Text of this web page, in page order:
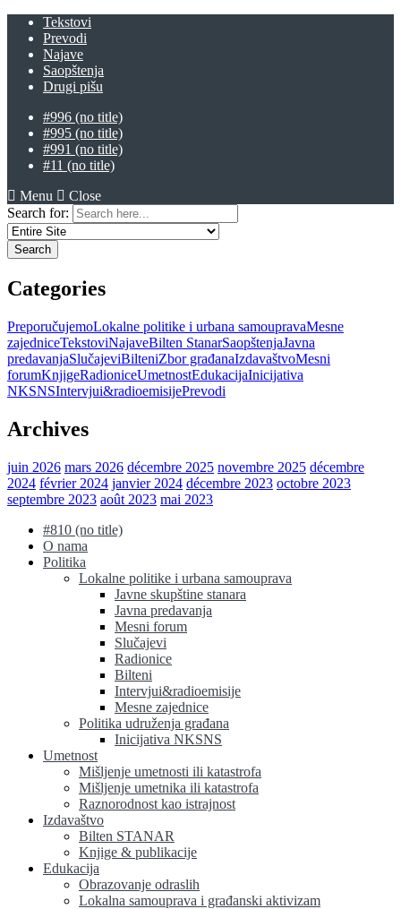
Tekstovi
Prevodi
Najave
Saopštenja
Drugi pišu
#996 (no title)
#995 (no title)
#991 (no title)
#11 (no title)
Menu
Close
Search for:
Categories
PreporučujemoLokalne politike i urbana samoupravaMesne
zajedniceTekstoviNajaveBilten StanarSaopštenjaJavna
predavanjaSlučajeviBilteniZbor građanaIzdavaštvoMesni
forumKnjigeRadioniceUmetnostEdukacijaInicijativa
NKSNSIntervjui&radioemisijePrevodi
Archives
juin 2026 mars 2026 décembre 2025 novembre 2025 décembre
2024 février 2024 janvier 2024 décembre 2023 octobre 2023
septembre 2023 août 2023 mai 2023
#810 (no title)
O nama
Politika
Lokalne politike i urbana samouprava
Javne skupštine stanara
Javna predavanja
Mesni forum
Slučajevi
Radionice
Bilteni
Intervjui&radioemisije
Mesne zajednice
Politika udruženja građana
Inicijativa NKSNS
Umetnost
Mišljenje umetnosti ili katastrofa
Mišljenje umetnika ili katastrofa
Raznorodnost kao istrajnost
Izdavaštvo
Bilten STANAR
Knjige & publikacije
Edukacija
Obrazovanje odraslih
Lokalna samouprava i građanski aktivizam